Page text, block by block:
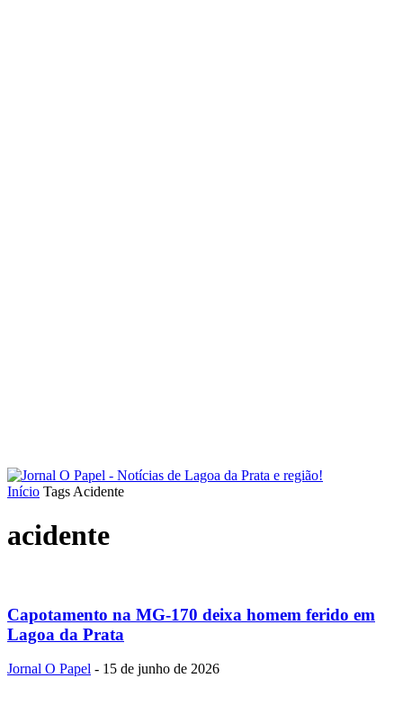
Início Tags Acidente
acidente
Capotamento na MG-170 deixa homem ferido em
Lagoa da Prata
Jornal O Papel - 15 de junho de 2026